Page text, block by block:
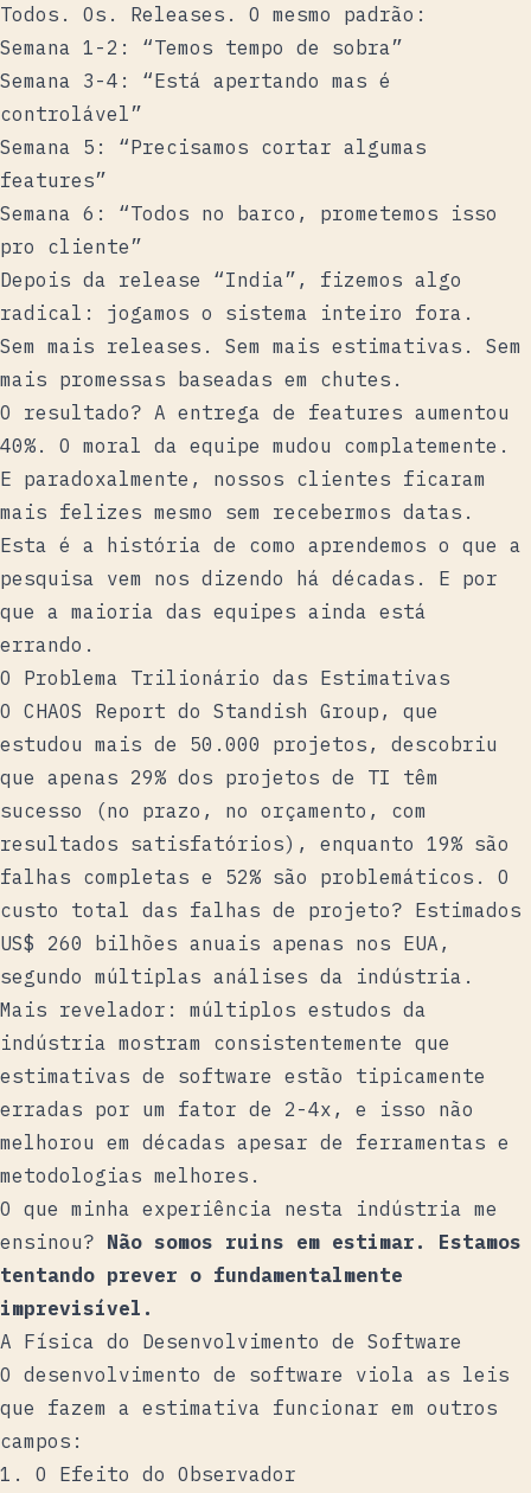
Todos. Os. Releases. O mesmo padrão:
Semana 1-2: “Temos tempo de sobra”
Semana 3-4: “Está apertando mas é
controlável”
Semana 5: “Precisamos cortar algumas
features”
Semana 6: “Todos no barco, prometemos isso
pro cliente”
Depois da release “India”, fizemos algo
radical: jogamos o sistema inteiro fora.
Sem mais releases. Sem mais estimativas. Sem
mais promessas baseadas em chutes.
O resultado? A entrega de features aumentou
40%. O moral da equipe mudou complatemente.
E paradoxalmente, nossos clientes ficaram
mais felizes mesmo sem recebermos datas.
Esta é a história de como aprendemos o que a
pesquisa vem nos dizendo há décadas. E por
que a maioria das equipes ainda está
errando.
O Problema Trilionário das Estimativas
O CHAOS Report do Standish Group , que
estudou mais de 50.000 projetos, descobriu
que apenas 29% dos projetos de TI têm
sucesso (no prazo, no orçamento, com
resultados satisfatórios), enquanto 19% são
falhas completas e 52% são problemáticos. O
custo total das falhas de projeto? Estimados
US$ 260 bilhões anuais apenas nos EUA ,
segundo múltiplas análises da indústria.
Mais revelador: múltiplos estudos da
indústria mostram consistentemente que
estimativas de software estão tipicamente
erradas por um fator de 2-4x, e isso não
melhorou em décadas apesar de ferramentas e
metodologias melhores.
O que minha experiência nesta indústria me
ensinou? Não somos ruins em estimar. Estamos
tentando prever o fundamentalmente
imprevisível.
A Física do Desenvolvimento de Software
O desenvolvimento de software viola as leis
que fazem a estimativa funcionar em outros
campos:
1. O Efeito do Observador